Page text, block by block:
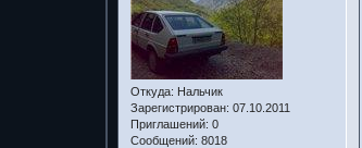
Откуда: Нальчик
Зарегистрирован: 07.10.2011
Приглашений: 0
Сообщений: 8018